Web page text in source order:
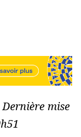
mise